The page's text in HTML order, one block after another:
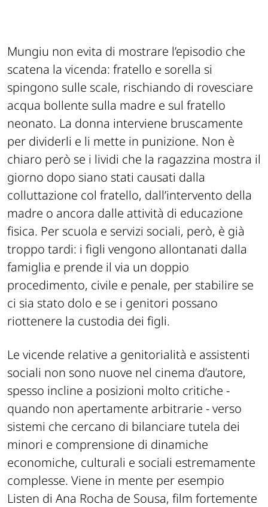
Mungiu non evita di mostrare l’episodio che
scatena la vicenda: fratello e sorella si
spingono sulle scale, rischiando di rovesciare
acqua bollente sulla madre e sul fratello
neonato. La donna interviene bruscamente
per dividerli e li mette in punizione. Non è
chiaro però se i lividi che la ragazzina mostra il
giorno dopo siano stati causati dalla
colluttazione col fratello, dall’intervento della
madre o ancora dalle attività di educazione
fisica. Per scuola e servizi sociali, però, è già
troppo tardi: i figli vengono allontanati dalla
famiglia e prende il via un doppio
procedimento, civile e penale, per stabilire se
ci sia stato dolo e se i genitori possano
riottenere la custodia dei figli.
Le vicende relative a genitorialità e assistenti
sociali non sono nuove nel cinema d’autore,
spesso incline a posizioni molto critiche -
quando non apertamente arbitrarie - verso
sistemi che cercano di bilanciare tutela dei
minori e comprensione di dinamiche
economiche, culturali e sociali estremamente
complesse. Viene in mente per esempio
Listen di Ana Rocha de Sousa, film fortemente